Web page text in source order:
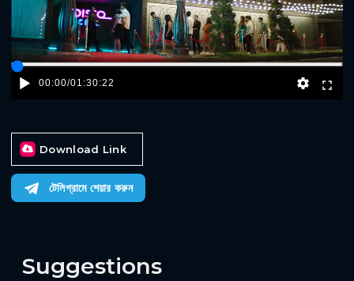
00:00/01:30:22
Download Link
টেলিগ্রামে শেয়ার করুন
Suggestions